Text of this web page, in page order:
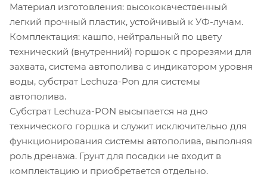
Материал изготовления: высококачественный
легкий прочный пластик, устойчивый к УФ-лучам.
Комплектация: кашпо, нейтральный по цвету
технический (внутренний) горшок с прорезями для
захвата, система автополива с индикатором уровня
воды, субстрат Lechuza-Pon для системы
автополива.
Субстрат Lechuza-PON высыпается на дно
технического горшка и служит исключительно для
функционирования системы автополива, выполняя
роль дренажа. Грунт для посадки не входит в
комплектацию и приобретается отдельно.